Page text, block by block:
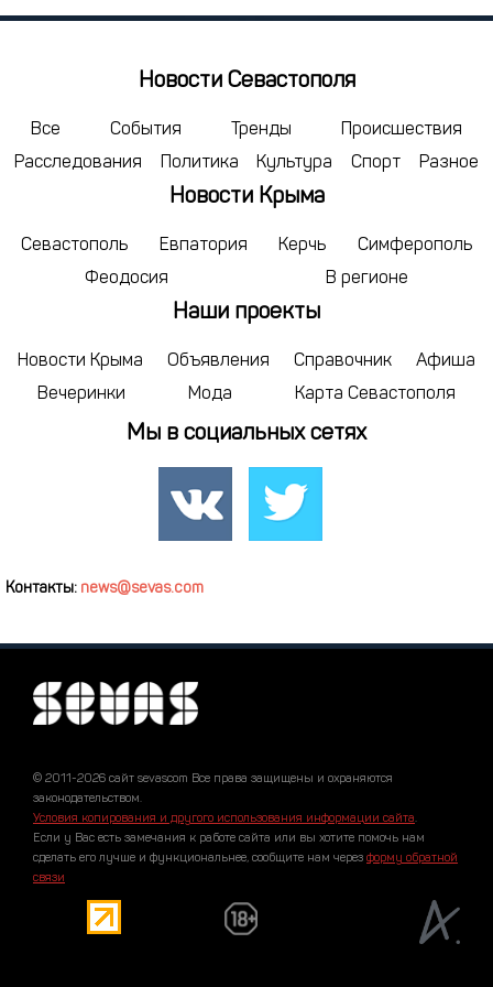
29 30 31
сегодня
Новости Севастополя
Все События Тренды
Происшествия
Расследования
Политика Культура Спорт Разное
Новости Крыма
Севастополь Евпатория Керчь
Симферополь
Феодосия
В регионе
Наши проекты
Новости Крыма Объявления Справочник
Афиша
Вечеринки
Мода Карта Севастополя
Мы в социальных сетях
Контакты: news@sevas.com
© 2011-2026 сайт sevascom Все права защищены и охраняются
законодательством.
Условия копирования и другого использования информации сайта.
Если у Вас есть замечания к работе сайта или вы хотите помочь нам
сделать его лучше и функциональнее, сообщите нам через форму обратной
связи